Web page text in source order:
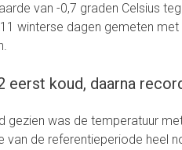
van -0,7 graden Celsius
winterse dagen gemeten
eerst koud, daarna
gezien was de temperatuur
van de referentieperiode heel